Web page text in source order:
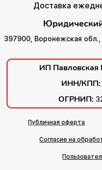
Доставка
397900, Воронежская обл.,
ИП Павловская
ИНН/КПП:
ОГРНИП:
Публичная оферта
Согласие на